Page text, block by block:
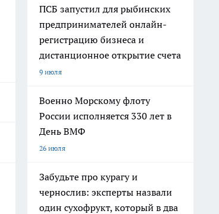
ПСБ запустил для рыбинских
предпринимателей онлайн-
регистрацию бизнеса и
дистанционное открытие счета
9 июля
Военно Морскому флоту
России исполняется 330 лет в
День ВМФ
26 июля
Забудьте про курагу и
чернослив: эксперты назвали
один сухофрукт, который в два